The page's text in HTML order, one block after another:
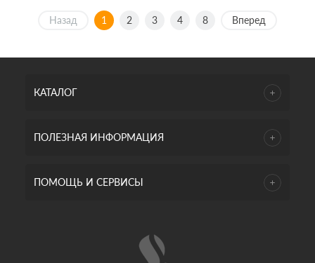
Назад 1 2 3 4 8 Вперед
КАТАЛОГ
ПОЛЕЗНАЯ ИНФОРМАЦИЯ
ПОМОЩЬ И СЕРВИСЫ